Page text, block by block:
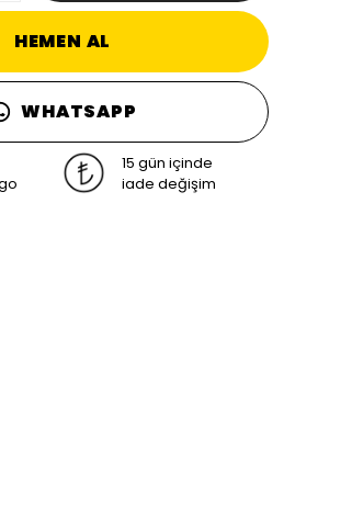
HEMEN AL
WHATSAPP
15 gün içinde
iade değişim